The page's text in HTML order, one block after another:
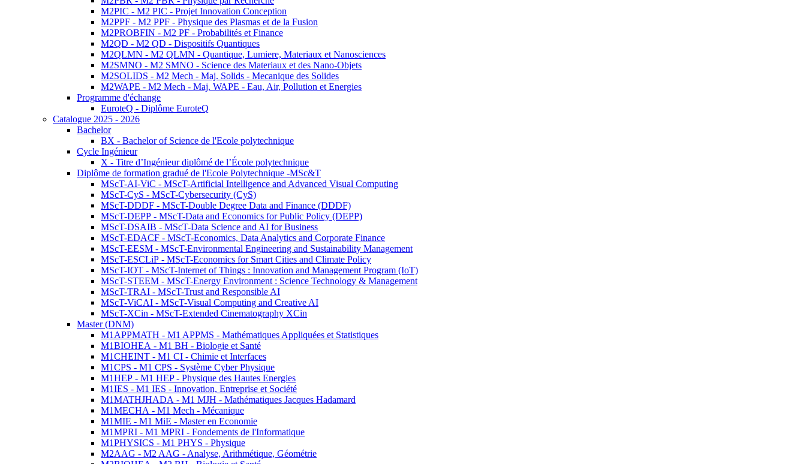
M2PIC - M2 PIC - Projet Innovation Conception
M2PPF - M2 PPF - Physique des Plasmas et de la Fusion
M2PROBFIN - M2 PF - Probabilités et Finance
M2QD - M2 QD - Dispositifs Quantiques
M2QLMN - M2 QLMN - Quantique, Lumiere, Materiaux et Nanosciences
M2SMNO - M2 SMNO - Science des Materiaux et des Nano-Objets
M2SOLIDS - M2 Mech - Maj. Solids - Mecanique des Solides
M2WAPE - M2 Mech - Maj. WAPE - Eau, Air, Pollution et Energies
Programme d'échange
EuroteQ - Diplôme EuroteQ
Catalogue 2025 - 2026
Bachelor
BX - Bachelor of Science de l'Ecole polytechnique
Cycle Ingénieur
X - Titre d’Ingénieur diplômé de l’École polytechnique
Diplôme de formation gradué de l'Ecole Polytechnique -MSc&T
MScT-AI-ViC - MScT-Artificial Intelligence and Advanced Visual Computing
MScT-CyS - MScT-Cybersecurity (CyS)
MScT-DDDF - MScT-Double Degree Data and Finance (DDDF)
MScT-DEPP - MScT-Data and Economics for Public Policy (DEPP)
MScT-DSAIB - MScT-Data Science and AI for Business
MScT-EDACF - MScT-Economics, Data Analytics and Corporate Finance
MScT-EESM - MScT-Environmental Engineering and Sustainability Management
MScT-ESCLiP - MScT-Economics for Smart Cities and Climate Policy
MScT-IOT - MScT-Internet of Things : Innovation and Management Program (IoT)
MScT-STEEM - MScT-Energy Environment : Science Technology & Management
MScT-TRAI - MScT-Trust and Responsible AI
MScT-ViCAI - MScT-Visual Computing and Creative AI
MScT-XCin - MScT-Extended Cinematography XCin
Master (DNM)
M1APPMATH - M1 APPMS - Mathématiques Appliquées et Statistiques
M1BIOHEA - M1 BH - Biologie et Santé
M1CHEINT - M1 CI - Chimie et Interfaces
M1CPS - M1 CPS - Système Cyber Physique
M1HEP - M1 HEP - Physique des Hautes Energies
M1IES - M1 IES - Innovation, Entreprise et Société
M1MATHJHADA - M1 MJH - Mathématiques Jacques Hadamard
M1MECHA - M1 Mech - Mécanique
M1MIE - M1 MiE - Master en Economie
M1MPRI - M1 MPRI - Fondements de l'Informatique
M1PHYSICS - M1 PHYS - Physique
M2AAG - M2 AAG - Analyse, Arithmétique, Géométrie